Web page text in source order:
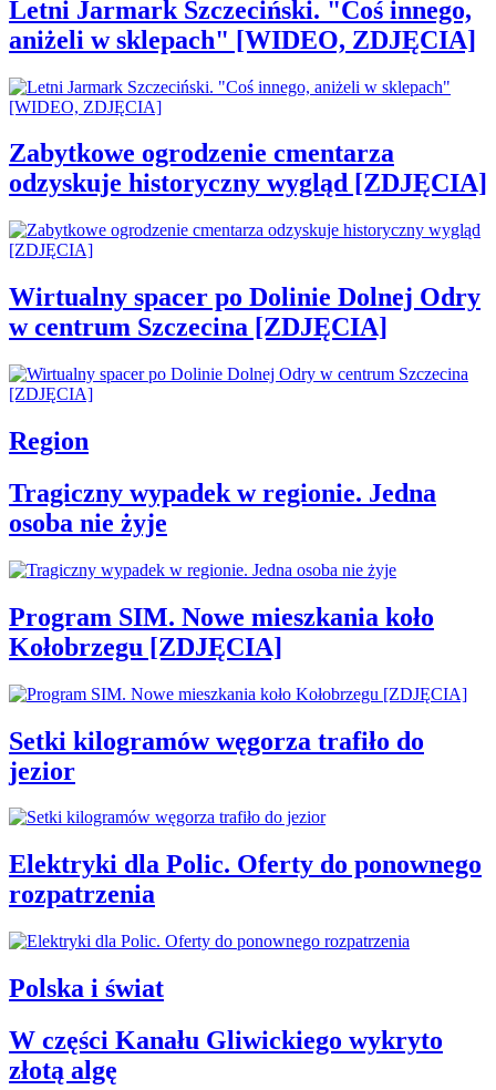
Letni Jarmark Szczeciński. "Coś innego,
aniżeli w sklepach" [WIDEO, ZDJĘCIA]
Zabytkowe ogrodzenie cmentarza
odzyskuje historyczny wygląd [ZDJĘCIA]
Wirtualny spacer po Dolinie Dolnej Odry
w centrum Szczecina [ZDJĘCIA]
Region
Tragiczny wypadek w regionie. Jedna
osoba nie żyje
Program SIM. Nowe mieszkania koło
Kołobrzegu [ZDJĘCIA]
Setki kilogramów węgorza trafiło do
jezior
Elektryki dla Polic. Oferty do ponownego
rozpatrzenia
Polska i świat
W części Kanału Gliwickiego wykryto
złotą algę